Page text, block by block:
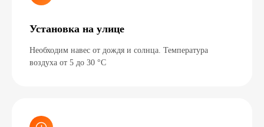
Установка на улице
Необходим навес от дождя и солнца. Температура
воздуха от 5 до 30 °C